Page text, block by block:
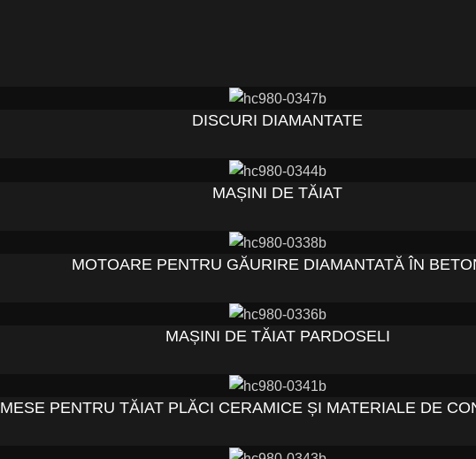
DISCURI DIAMANTATE
MAȘINI DE TĂIAT
MOTOARE PENTRU GĂURIRE DIAMANTATĂ ÎN
MAȘINI DE TĂIAT PARDOSELI
MESE PENTRU TĂIAT PLĂCI CERAMICE ȘI MATERIALE DE